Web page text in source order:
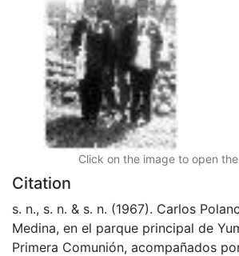
Click on the image to open
Citation
s. n., s. n. & s. n. (1967). Carlos
Medina, en el parque principal de
Primera Comunión, acompañados